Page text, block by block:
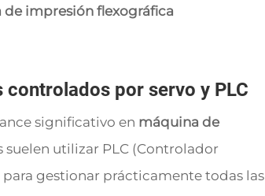
de impresión flexográfica
por servo y PLC
significativo en máquina de
suelen utilizar PLC (Controlador
gestionar prácticamente todas las